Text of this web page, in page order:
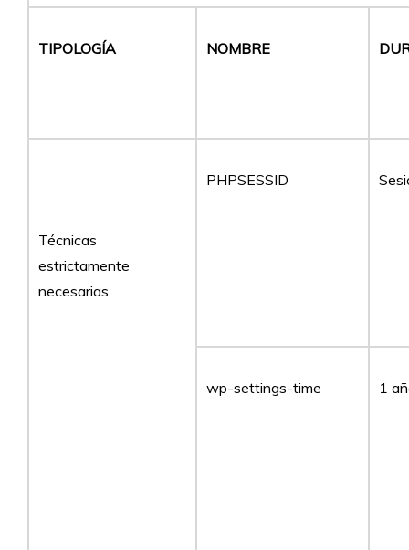
TIPOLOGÍA NOMBRE
Técnicas
estrictamente
necesarias
PHPSESSID
wp-settings-time 1